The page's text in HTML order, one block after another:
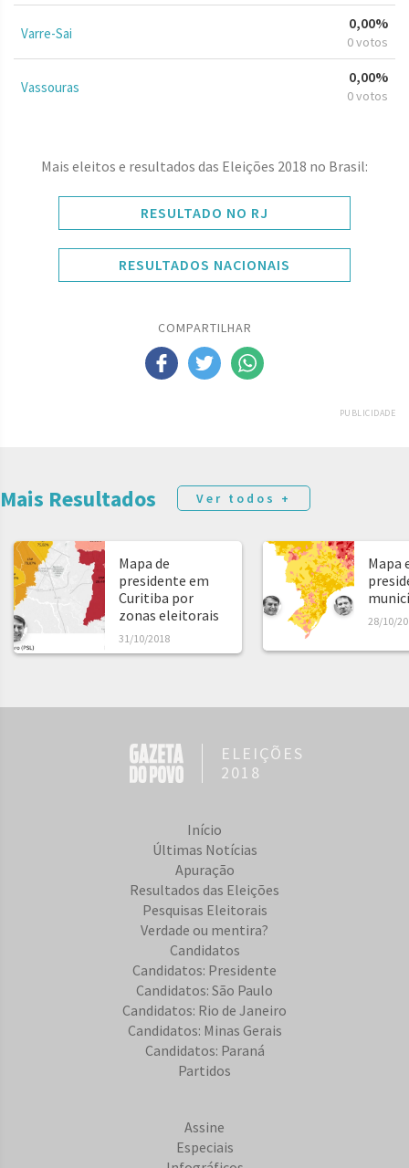
Varre-Sai
0,00%
0 votos
Vassouras
0,00%
0 votos
Mais eleitos e resultados das Eleições 2018 no Brasil:
RESULTADO NO RJ
RESULTADOS NACIONAIS
COMPARTILHAR
PUBLICIDADE
Mais Resultados Ver todos +
Mapa de
presidente em
Curitiba por
zonas eleitorais
31/10/2018
Mapa
28/10/
ELEIÇÕES
2018
Início
Últimas Notícias
Apuração
Resultados das Eleições
Pesquisas Eleitorais
Verdade ou mentira?
Candidatos
Candidatos: Presidente
Candidatos: São Paulo
Candidatos: Rio de Janeiro
Candidatos: Minas Gerais
Candidatos: Paraná
Partidos
Assine
Especiais